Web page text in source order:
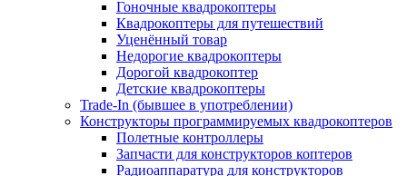
Гоночные квадрокоптеры
Квадрокоптеры для путешествий
Уценённый товар
Недорогие квадрокоптеры
Дорогой квадрокоптер
Детские квадрокоптеры
Trade-In (бывшее в употреблении)
Конструкторы программируемых квадрокоптеров
Полетные контроллеры
Запчасти для конструкторов коптеров
Радиоаппаратура для конструкторов